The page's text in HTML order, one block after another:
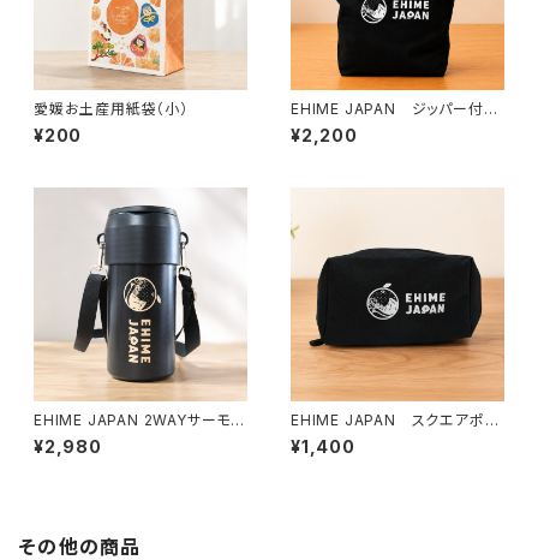
愛媛お土産用紙袋（小）
¥200
EHIME JAPAN ジッパー付き
トートバッグ（M）
¥2,200
EHIME JAPAN 2WAYサーモボ
トルホルダー
¥2,980
EHIME JAPAN スクエアポー
チ
¥1,400
その他の商品